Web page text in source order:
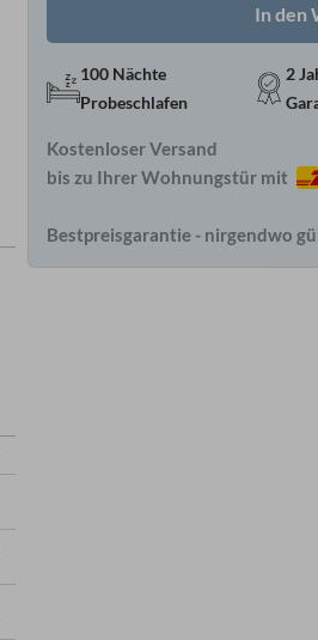
In den
100 Nächte
Probeschlafen
2
Kostenloser Versand
bis zu Ihrer Wohnungstür mit
Bestpreisgarantie - nirgendwo